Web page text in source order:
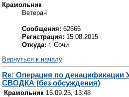
Крамольник
Ветеран
Сообщения: 62666
Регистрация: 15.08.2015
Откуда: г. Сочи
Вернуться к началу
Re: Операция по
СВОДКА (без обсуждения)
Крамольник 16.09.25, 13:48